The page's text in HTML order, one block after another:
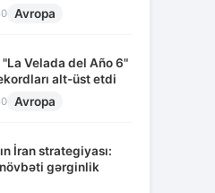
Avropa
Velada del Año 6"
alt-üst etdi
Avropa
İran strategiyası:
növbəti gərginlik